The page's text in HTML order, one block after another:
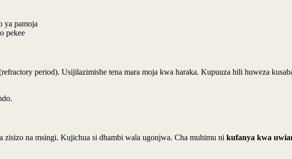
ya pamoja
pekee
period). Usijilazimishe tena mara moja kwa haraka. Kupuuza hili huweza
zisizo na msingi. Kujichua si dhambi wala ugonjwa. Cha muhimu ni kufanya kwa